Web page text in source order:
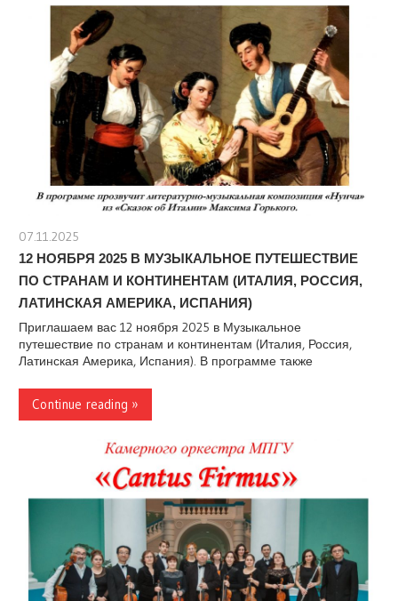
07.11.2025
12 НОЯБРЯ 2025 В МУЗЫКАЛЬНОЕ ПУТЕШЕСТВИЕ
ПО СТРАНАМ И КОНТИНЕНТАМ (ИТАЛИЯ, РОССИЯ,
ЛАТИНСКАЯ АМЕРИКА, ИСПАНИЯ)
Приглашаем вас 12 ноября 2025 в Музыкальное
путешествие по странам и континентам (Италия, Россия,
Латинская Америка, Испания). В программе также
Continue reading »